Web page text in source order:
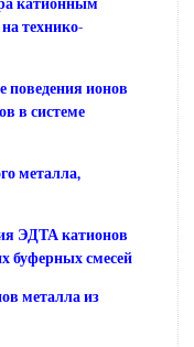
технико-
поведения ионов
в системе
металла,
ЭДТА катионов
буферных смесей
металла из